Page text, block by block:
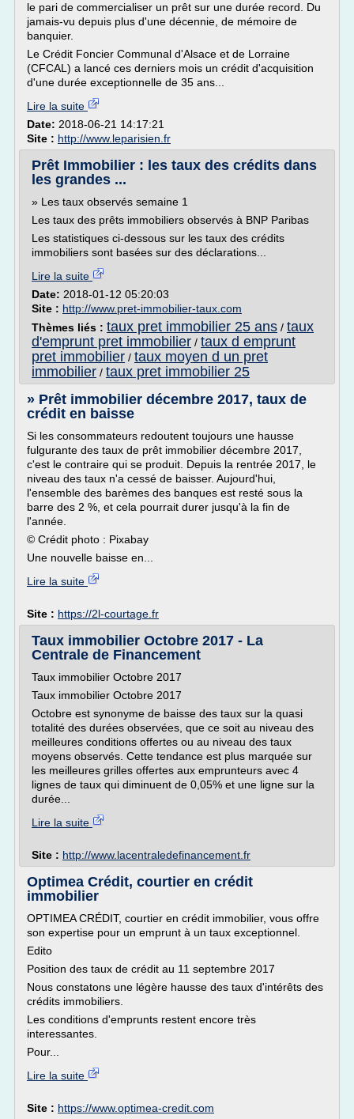
le pari de commercialiser un prêt sur une durée record. Du
jamais-vu depuis plus d'une décennie, de mémoire de
banquier.
Le Crédit Foncier Communal d'Alsace et de Lorraine
(CFCAL) a lancé ces derniers mois un crédit d'acquisition
d'une durée exceptionnelle de 35 ans...
Lire la suite
Date: 2018-06-21 14:17:21
Site : http://www.leparisien.fr
Prêt Immobilier : les taux des crédits dans
les grandes ...
» Les taux observés semaine 1
Les taux des prêts immobiliers observés à BNP Paribas
Les statistiques ci-dessous sur les taux des crédits
immobiliers sont basées sur des déclarations...
Lire la suite
Date: 2018-01-12 05:20:03
Site : http://www.pret-immobilier-taux.com
Thèmes liés : taux pret immobilier 25 ans / taux
d'emprunt pret immobilier / taux d emprunt
pret immobilier / taux moyen d un pret
immobilier / taux pret immobilier 25
» Prêt immobilier décembre 2017, taux de
crédit en baisse
Si les consommateurs redoutent toujours une hausse
fulgurante des taux de prêt immobilier décembre 2017,
c'est le contraire qui se produit. Depuis la rentrée 2017, le
niveau des taux n'a cessé de baisser. Aujourd'hui,
l'ensemble des barèmes des banques est resté sous la
barre des 2 %, et cela pourrait durer jusqu'à la fin de
l'année.
© Crédit photo : Pixabay
Une nouvelle baisse en...
Lire la suite
Site : https://2l-courtage.fr
Taux immobilier Octobre 2017 - La
Centrale de Financement
Taux immobilier Octobre 2017
Taux immobilier Octobre 2017
Octobre est synonyme de baisse des taux sur la quasi
totalité des durées observées, que ce soit au niveau des
meilleures conditions offertes ou au niveau des taux
moyens observés. Cette tendance est plus marquée sur
les meilleures grilles offertes aux emprunteurs avec 4
lignes de taux qui diminuent de 0,05% et une ligne sur la
durée...
Lire la suite
Site : http://www.lacentraledefinancement.fr
Optimea Crédit, courtier en crédit
immobilier
OPTIMEA CRÉDIT, courtier en crédit immobilier, vous offre
son expertise pour un emprunt à un taux exceptionnel.
Edito
Position des taux de crédit au 11 septembre 2017
Nous constatons une légère hausse des taux d'intérêts des
crédits immobiliers.
Les conditions d'emprunts restent encore très
interessantes.
Pour...
Lire la suite
Site : https://www.optimea-credit.com